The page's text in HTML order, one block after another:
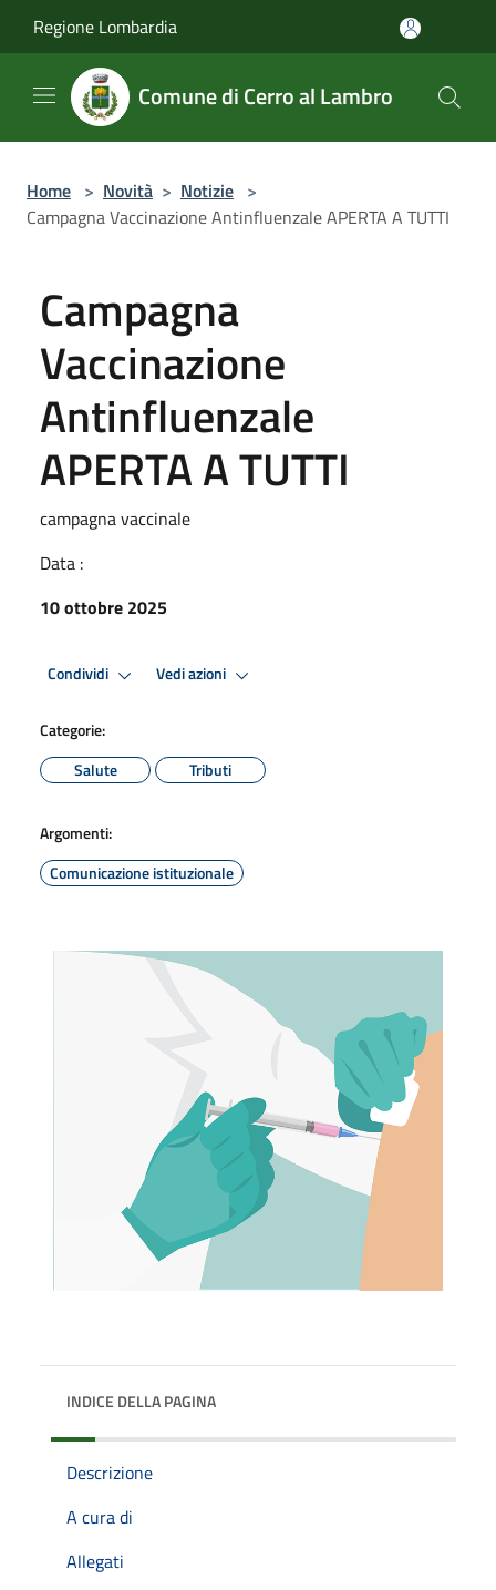
Regione Lombardia
Comune di Cerro al Lambro
Home > Novità > Notizie >
Campagna Vaccinazione Antinfluenzale APERTA A TUTTI
Campagna
Vaccinazione
Antinfluenzale
APERTA A TUTTI
campagna vaccinale
Data :
10 ottobre 2025
Condividi Vedi azioni
Categorie:
Salute
Tributi
Argomenti:
Comunicazione istituzionale
INDICE DELLA PAGINA
Descrizione
A cura di
Allegati